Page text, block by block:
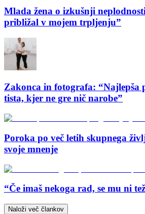
Mlada žena o izkušnji
približal v mojem trpljenju”
Zakonca in fotografa: “Najlepša
tista, kjer ne gre nič narobe”
Poroka po več letih skupnega
svoje mnenje
“Če imaš nekoga rad, se mu ni
Naloži več člankov